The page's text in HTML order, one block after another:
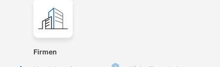
Firmen